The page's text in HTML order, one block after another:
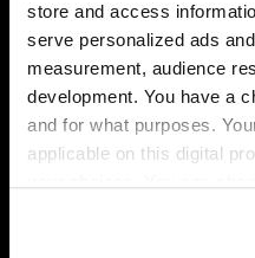
store and access
serve personalized ads
measurement, audience
development. You have a
and for what purposes.
applicable on this digital